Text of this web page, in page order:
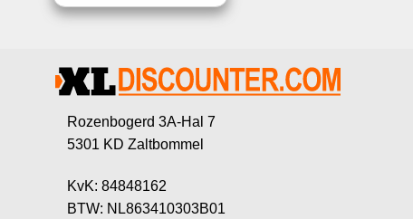
Rozenbogerd 3A-Hal 7
5301 KD Zaltbommel
KvK: 84848162
BTW: NL863410303B01